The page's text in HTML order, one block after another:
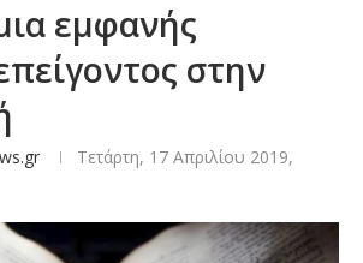
εμφανής
στην
Τετάρτη, 17 Απριλίου 2019,